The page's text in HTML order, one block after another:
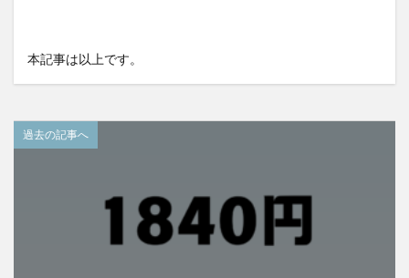
本記事は以上です。
過去の記事へ